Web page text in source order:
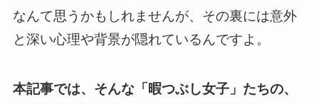
なんて思うかもしれませんが、その裏には意外
と深い心理や背景が隠れているんですよ。
本記事では、そんな「暇つぶし女子」たちの、